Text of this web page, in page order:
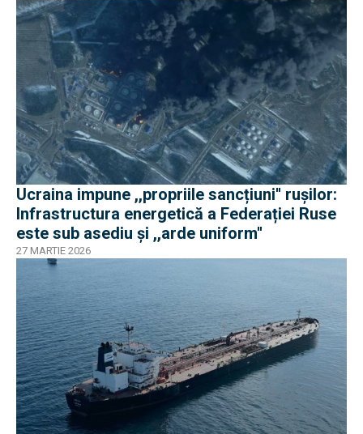
Ucraina impune ,,propriile sancțiuni'' ruşilor:
Infrastructura energetică a Federației Ruse
este sub asediu şi ,,arde uniform''
27 MARTIE 2026